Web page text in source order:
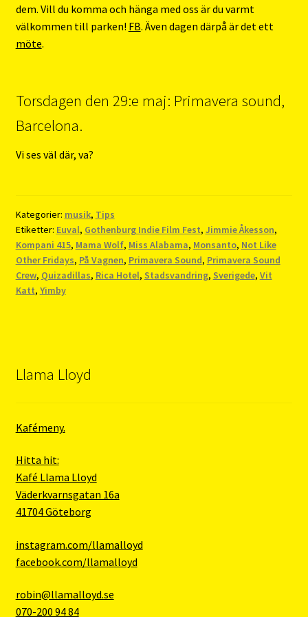
dem. Vill du komma och hänga med oss är du varmt
välkommen till parken! FB. Även dagen därpå är det ett
möte.
Torsdagen den 29:e maj: Primavera sound,
Barcelona.
Vi ses väl där, va?
Kategorier: musik, Tips
Etiketter: Euval, Gothenburg Indie Film Fest, Jimmie Åkesson,
Kompani 415, Mama Wolf, Miss Alabama, Monsanto, Not Like
Other Fridays, På Vagnen, Primavera Sound, Primavera Sound
Crew, Quizadillas, Rica Hotel, Stadsvandring, Sverigede, Vit
Katt, Yimby
Llama Lloyd
Kafémeny.
Hitta hit:
Kafé Llama Lloyd
Väderkvarnsgatan 16a
41704 Göteborg
instagram.com/llamalloyd
facebook.com/llamalloyd
robin@llamalloyd.se
070-200 94 84